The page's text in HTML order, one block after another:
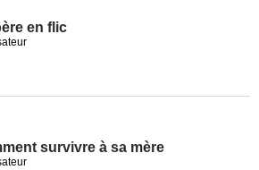
en flic
survivre à sa mère